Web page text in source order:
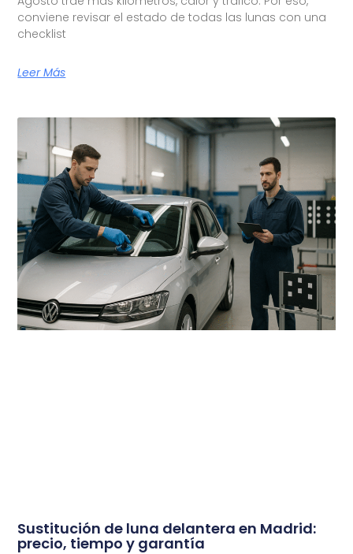
conviene revisar el estado de todas las lunas con una
checklist
Leer Más
Sustitución de luna delantera en Madrid:
precio, tiempo y garantía